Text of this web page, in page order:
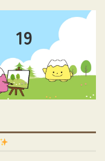
19